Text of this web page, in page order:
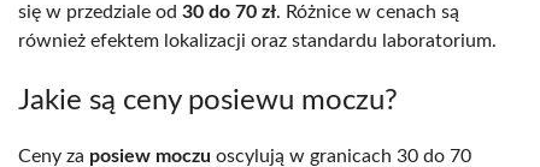
się w przedziale od 30 do 70 zł. Różnice w cenach są
również efektem lokalizacji oraz standardu laboratorium.
Jakie są ceny posiewu moczu?
Ceny za posiew moczu oscylują w granicach 30 do 70